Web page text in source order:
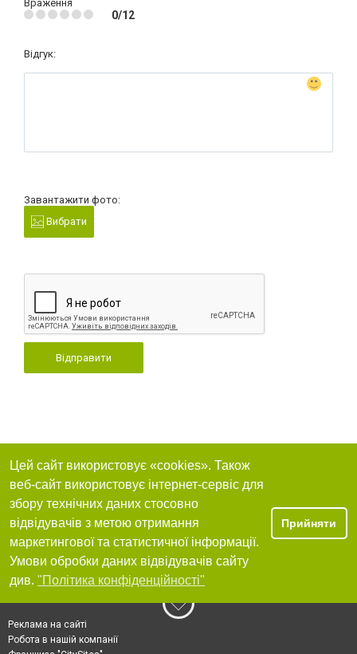
Враження
0/12
Відгук:
Завантажити фото:
Вибрати
Відправити
Цей сайт використовує «cookies». Також
веб-сайт використовує інтернет-сервіс для
збору технічних даних стосовно
відвідувачів з метою отримання
маркетингової та статистичної інформації.
Умови обробки даних відвідувачів сайту
див. "Політика конфіденційності"
Прийняти
Реклама на сайті
Робота в нашій компанії